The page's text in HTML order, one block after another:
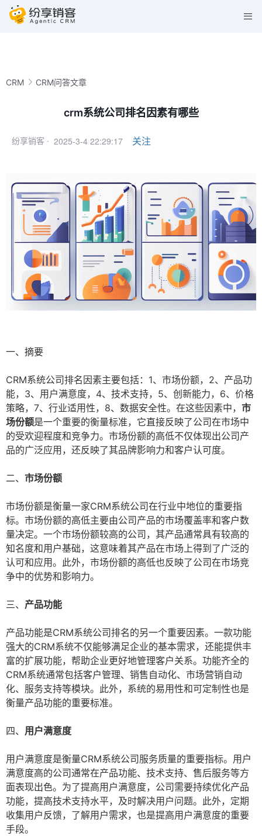
CRM CRM问答文章
crm系统公司排名因素有哪些
纷享销客 · 2025-3-4 22:29:17 关注
一、摘要
CRM系统公司排名因素主要包括：1、市场份额，2、产品功
能，3、用户满意度，4、技术支持，5、创新能力，6、价格
策略，7、行业适用性，8、数据安全性。在这些因素中， 市
场份额是一个重要的衡量标准，它直接反映了公司在市场中
的受欢迎程度和竞争力。市场份额的高低不仅体现出公司产
品的广泛应用，还反映了其品牌影响力和客户认可度。
二、 市场份额
市场份额是衡量一家CRM系统公司在行业中地位的重要指
标。市场份额的高低主要由公司产品的市场覆盖率和客户数
量决定。一个市场份额较高的公司，其产品通常具有较高的
知名度和用户基础，这意味着其产品在市场上得到了广泛的
认可和应用。此外，市场份额的高低也反映了公司在市场竞
争中的优势和影响力。
三、 产品功能
产品功能是CRM系统公司排名的另一个重要因素。一款功能
强大的CRM系统不仅能够满足企业的基本需求，还能提供丰
富的扩展功能，帮助企业更好地管理客户关系。功能齐全的
CRM系统通常包括客户管理、销售自动化、市场营销自动
化、服务支持等模块。此外，系统的易用性和可定制性也是
衡量产品功能的重要标准。
四、 用户满意度
用户满意度是衡量CRM系统公司服务质量的重要指标。用户
满意度高的公司通常在产品功能、技术支持、售后服务等方
面表现出色。为了提高用户满意度，公司需要持续优化产品
功能，提高技术支持水平，及时解决用户问题。此外，定期
收集用户反馈，了解用户需求，也是提高用户满意度的重要
手段。